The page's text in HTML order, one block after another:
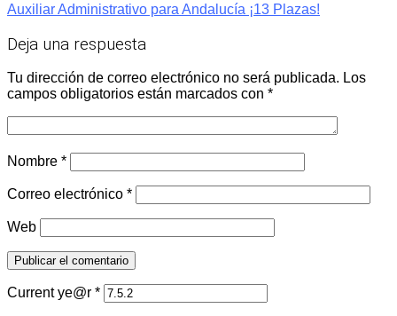
Auxiliar Administrativo para Andalucía ¡13 Plazas!
Deja una respuesta
Tu dirección de correo electrónico no será publicada. Los
campos obligatorios están marcados con *
Nombre *
Correo electrónico *
Web
Current ye@r *